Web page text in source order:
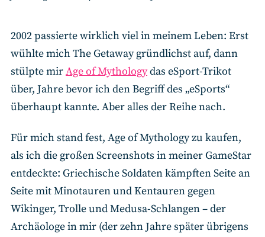
2002 passierte wirklich viel in meinem Leben: Erst
wühlte mich The Getaway gründlichst auf, dann
stülpte mirAge of Mythologydas eSport-Trikot
über, Jahre bevor ich den Begriff des „eSports“
überhaupt kannte. Aber alles der Reihe nach.
Für mich stand fest, Age of Mythology zu kaufen,
als ich die großen Screenshots in meiner GameStar
entdeckte: Griechische Soldaten kämpften Seite an
Seite mit Minotauren und Kentauren gegen
Wikinger, Trolle und Medusa-Schlangen – der
Archäologe in mir (der zehn Jahre später übrigens